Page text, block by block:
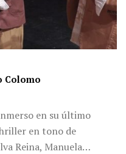
Colomo
en su último
en tono de
Reina, Manuela…